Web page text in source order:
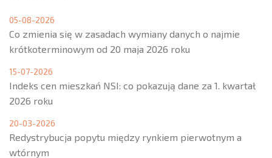
05-08-2026
Co zmienia się w zasadach wymiany danych o najmie
krótkoterminowym od 20 maja 2026 roku
15-07-2026
Indeks cen mieszkań NSI: co pokazują dane za 1. kwartał
2026 roku
20-03-2026
Redystrybucja popytu między rynkiem pierwotnym a
wtórnym